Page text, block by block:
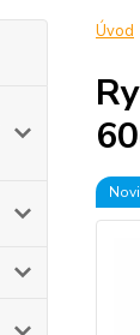
Úvod